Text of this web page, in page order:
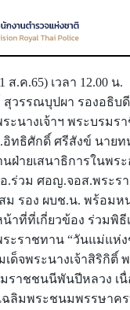
.ค.65) เวลา 12.00 น.
วรรณบุปผา รองอธิบ
ะนางเจ้าฯ พระบรมร
ทธิศักดิ์ ศรีสังข์ นาย
ฝ่ายเสนาธิการในพระ
.ร่วม ศอญ.จอส.พระร
ม รอง ผบช.น. พร้อมห
าที่ที่เกี่ยวข้อง ร่วมพิธี
ะราชทาน “วันแม่แห่ง
เด็จพระนางเจ้าสิริกิติ์
ราชชนนีพันปีหลวง เนื่
ลิมพระชนมพรรษาคร